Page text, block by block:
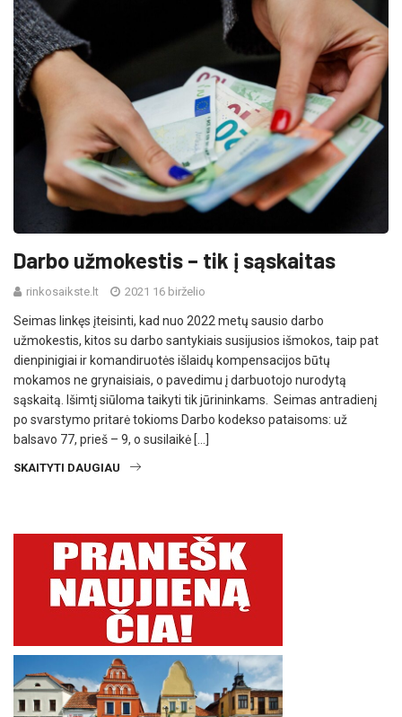
Darbo užmokestis – tik į sąskaitas
rinkosaikste.lt 2021 16 birželio
Seimas linkęs įteisinti, kad nuo 2022 metų sausio darbo
užmokestis, kitos su darbo santykiais susijusios išmokos, taip pat
dienpinigiai ir komandiruotės išlaidų kompensacijos būtų
mokamos ne grynaisiais, o pavedimu į darbuotojo nurodytą
sąskaitą. Išimtį siūloma taikyti tik jūrininkams. Seimas antradienį
po svarstymo pritarė tokioms Darbo kodekso pataisoms: už
balsavo 77, prieš – 9, o susilaikė […]
SKAITYTI DAUGIAU